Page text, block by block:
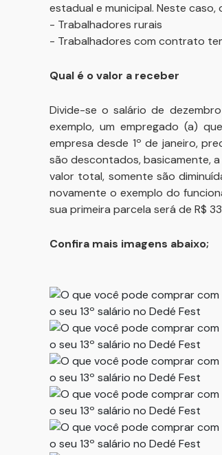
estadual e municipal. Neste
- Trabalhadores rurais
- Trabalhadores com contrato
Qual é o valor a receber
Divide-se o salário de
exemplo, um empregado (a)
empresa desde 1º de janeiro,
são descontados, basicamente,
valor total, somente são
novamente o exemplo do
sua primeira parcela será de R$
Confira mais imagens abaixo;